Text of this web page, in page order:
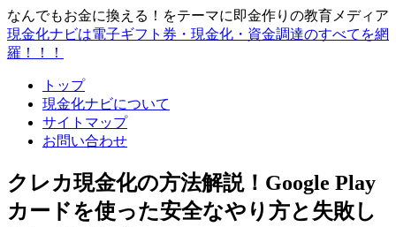
なんでもお金に換える！をテーマに即金作りの教育メディア
現金化ナビは電子ギフト券・現金化・資金調達のすべてを網
羅！！！
トップ
現金化ナビについて
サイトマップ
お問い合わせ
クレカ現金化の方法解説！Google Play
カードを使った安全なやり方と失敗し